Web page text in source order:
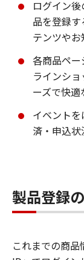
ログイン
品を登録
テンツや
各商品ペ
ラインシ
ーズで快
イベント
済・申込
製品登録
これまでの商